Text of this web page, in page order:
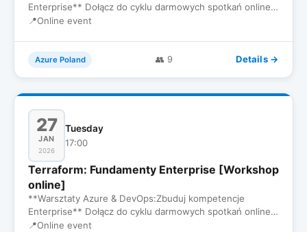
Enterprise** Dołącz do cyklu darmowych spotkań online
dla inżynierów, któ…
📍Online event
Azure Poland 👥 9 Details →
27
JAN
2026
Tuesday
17:00
Terraform: Fundamenty Enterprise [Workshop
online]
**Warsztaty Azure & DevOps:Zbuduj kompetencje
Enterprise** Dołącz do cyklu darmowych spotkań online
dla inżynierów, któr…
📍Online event